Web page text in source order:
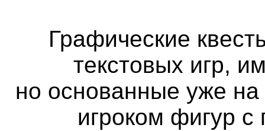
Графические
текстовых игр,
но основанные уже
игроком фигур